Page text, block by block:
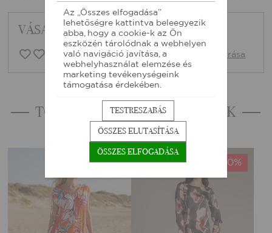
VÁSÁRLÓI VISSZAJELZÉSEK
0 vásárlói vélemény Vélemény írása
TOVÁBBI HASONLÓ TERMÉKEK
-30% -50%
Az „Összes elfogadása”
lehetőségre kattintva beleegyezik
abba, hogy a cookie-k az Ön
eszközén tárolódnak a webhelyen
való navigáció javítása, a
webhelyhasználat elemzése és
marketing tevékenységeink
támogatása érdekében.
TESTRESZABÁS
ÖSSZES ELUTASÍTÁSA
ÖSSZES ELFOGADÁSA